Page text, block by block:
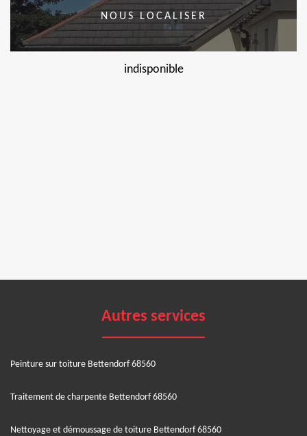
NOUS LOCALISER
indisponible
Autres services
Peinture sur toiture Bettendorf 68560
Traitement de charpente Bettendorf 68560
Nettoyage et démoussage de toiture Bettendorf 68560